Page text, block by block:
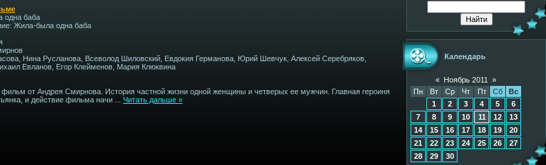
одна баба
Жила-была одна баба
Нина Русланова, Всеволод Шиловский, Евдокия Германова, Юрий Шевчук, Алексей Серебряков,
Евланов, Егор Клейменов, Мария Клюквина
фильм от Андрея Смирнова. История частной жизни одной женщины и четверых ее мужчин. Главная героиня
и действие фильма начи
Читать дальше »
Календарь
« Ноябрь 2011
»
Пн
Вт Ср Чт Пт Сб
Вс
1
2 3 4 5
6
7
8 9 10 11 12
13
14
15 16 17 18 19
20
21
22 23 24 25 26
27
28
29 30